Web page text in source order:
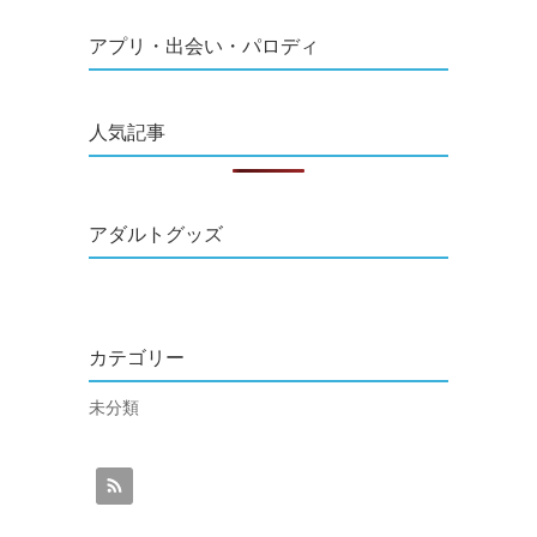
アプリ・出会い・パロディ
人気記事
アダルトグッズ
カテゴリー
未分類